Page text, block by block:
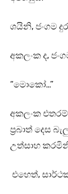
ශයිනි, ජංගම
අකලංක ද,
“මොකෝ…”
අකලංක
ප්‍රබාත් දෙස
උත්සාහ
එහෙත්,